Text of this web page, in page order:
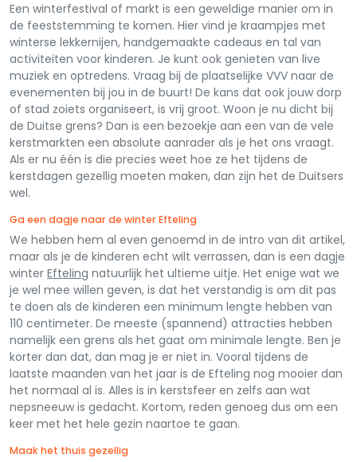
Een winterfestival of markt is een geweldige manier om in
de feeststemming te komen. Hier vind je kraampjes met
winterse lekkernijen, handgemaakte cadeaus en tal van
activiteiten voor kinderen. Je kunt ook genieten van live
muziek en optredens. Vraag bij de plaatselijke VVV naar de
evenementen bij jou in de buurt! De kans dat ook jouw dorp
of stad zoiets organiseert, is vrij groot. Woon je nu dicht bij
de Duitse grens? Dan is een bezoekje aan een van de vele
kerstmarkten een absolute aanrader als je het ons vraagt.
Als er nu één is die precies weet hoe ze het tijdens de
kerstdagen gezellig moeten maken, dan zijn het de Duitsers
wel.
Ga een dagje naar de winter Efteling
We hebben hem al even genoemd in de intro van dit artikel,
maar als je de kinderen echt wilt verrassen, dan is een dagje
winter Efteling natuurlijk het ultieme uitje. Het enige wat we
je wel mee willen geven, is dat het verstandig is om dit pas
te doen als de kinderen een minimum lengte hebben van
110 centimeter. De meeste (spannend) attracties hebben
namelijk een grens als het gaat om minimale lengte. Ben je
korter dan dat, dan mag je er niet in. Vooral tijdens de
laatste maanden van het jaar is de Efteling nog mooier dan
het normaal al is. Alles is in kerstsfeer en zelfs aan wat
nepsneeuw is gedacht. Kortom, reden genoeg dus om een
keer met het hele gezin naartoe te gaan.
Maak het thuis gezellig